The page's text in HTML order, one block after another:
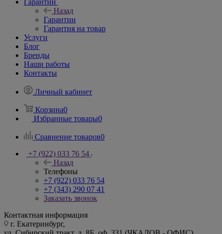
Гарантии
Назад
Гарантии
Гарантия на товар
Услуги
Блог
Бренды
Наши работы
Контакты
Личный кабинет
Корзина0
Избранные товары0
Сравнение товаров0
+7 (922) 033 76 54
Назад
Телефоны
+7 (922) 033 76 54
+7 (343) 290 07 41
Заказать звонок
Контактная информация
г. Екатеринбург,